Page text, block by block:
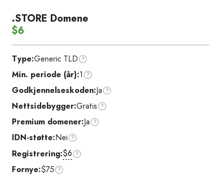
.STORE Domene
$6
Type:Generic TLD
Min. periode (år):1
Godkjennelseskoden:Ja
Nettsidebygger:Gratis
Premium domener:Ja
IDN-støtte:Nei
Registrering:$6
Fornye:$75